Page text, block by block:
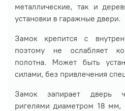
металлические, так и
установки в гаражные двери.
Замок крепится с
поэтому не ослабляет
полотна. Может быть
силами, без привлечения
Замок запирает дверь
ригелями диаметром 18 мм,